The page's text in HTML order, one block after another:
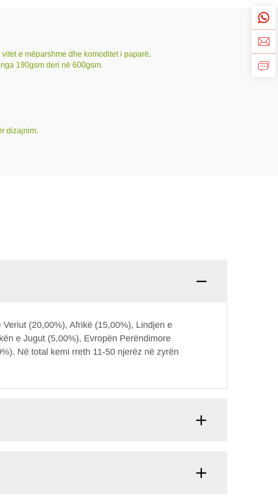
e mëparshme dhe komoditet i paparë.
190gsm deri në 600gsm.
dizajnim.
(20,00%), Afrikë (15,00%), Lindjen e
e Jugut (5,00%), Evropën Perëndimore
Në total kemi rreth 11-50 njerëz në zyrën